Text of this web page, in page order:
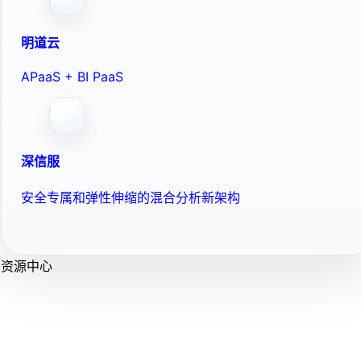
明道云
APaaS + BI PaaS
深信服
安全专属和弹性伸缩的混合分析新架构
资源中心